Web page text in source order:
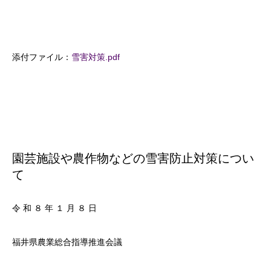
添付ファイル： 雪害対策.pdf
園芸施設や農作物などの雪害防止対策につい
て
令 和 ８ 年 １ 月 ８ 日
福井県農業総合指導推進会議